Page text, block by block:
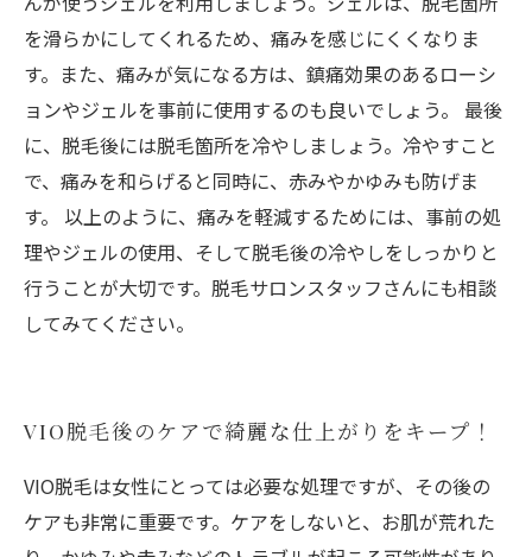
を滑らかにしてくれるため、痛みを感じにくくなりま
す。また、痛みが気になる方は、鎮痛効果のあるローシ
ョンやジェルを事前に使用するのも良いでしょう。 最後
に、脱毛後には脱毛箇所を冷やしましょう。冷やすこと
で、痛みを和らげると同時に、赤みやかゆみも防げま
す。 以上のように、痛みを軽減するためには、事前の処
理やジェルの使用、そして脱毛後の冷やしをしっかりと
行うことが大切です。脱毛サロンスタッフさんにも相談
してみてください。
VIO脱毛後のケアで綺麗な仕上がりをキープ！
VIO脱毛は女性にとっては必要な処理ですが、その後の
ケアも非常に重要です。ケアをしないと、お肌が荒れた